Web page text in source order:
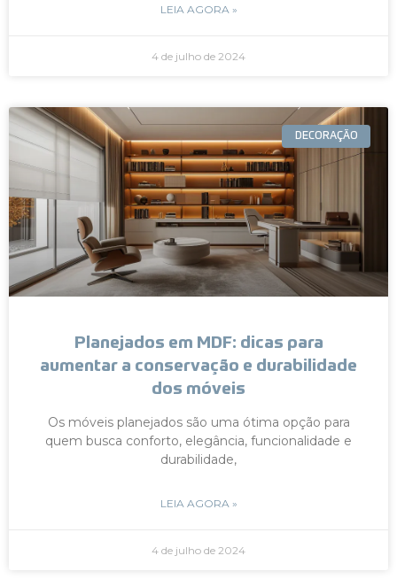
LEIA AGORA »
4 de julho de 2024
DECORAÇÃO
Planejados em MDF: dicas para
aumentar a conservação e durabilidade
dos móveis
Os móveis planejados são uma ótima opção para
quem busca conforto, elegância, funcionalidade e
durabilidade,
LEIA AGORA »
4 de julho de 2024